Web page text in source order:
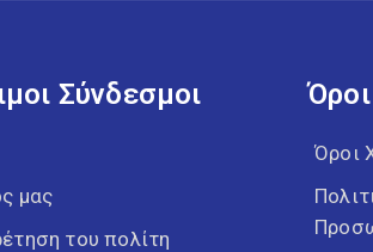
Σύνδεσμοι
μας
του πολίτη
Όροι